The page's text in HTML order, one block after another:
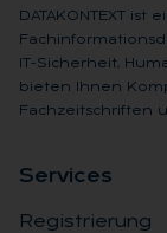
DATAKONTEXT
IT-Sicherheit,
bieten Ihnen
Fachzeitschriften
Ser­vices
Registrierung